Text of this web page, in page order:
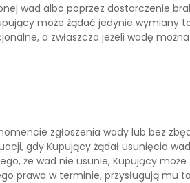
wad albo poprzez dostarczenie
może żądać jedynie wymiany
a zwłaszcza jeżeli wadę
zgłoszenia wady lub bez
gdy Kupujący żądał usunięcia
że wad nie usunie, Kupujący
prawa w terminie, przysługują